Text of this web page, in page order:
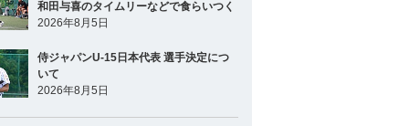
和田与喜のタイムリーなどで食らいつく
2026年8月5日
侍ジャパンU-15日本代表 選手決定につ
いて
2026年8月5日